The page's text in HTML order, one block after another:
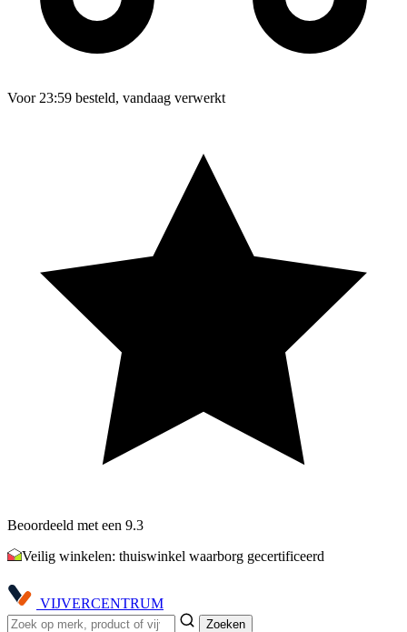
Voor 23:59 besteld, vandaag verwerkt
Beoordeeld met een 9.3
Veilig winkelen: thuiswinkel waarborg gecertificeerd
VIJVERCENTRUM
Zoeken